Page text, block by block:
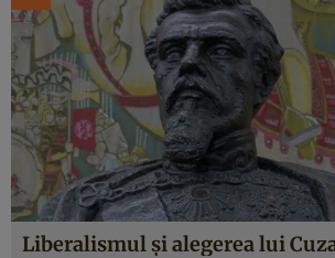
Liberalismul și alegerea lui